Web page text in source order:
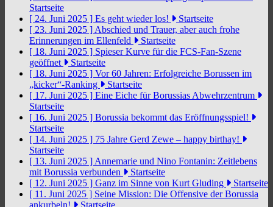
Startseite
[ 24. Juni 2025 ] Es geht wieder los!
Startseite
[ 23. Juni 2025 ] Abschied und Trauer, aber auch frohe
Erinnerungen im Ellenfeld
Startseite
[ 18. Juni 2025 ] Spieser Kurve für die FCS-Fan-Szene
geöffnet
Startseite
[ 18. Juni 2025 ] Vor 60 Jahren: Erfolgreiche Borussen im
„kicker“-Ranking
Startseite
[ 17. Juni 2025 ] Eine Eiche für Borussias Abwehrzentrum
Startseite
[ 16. Juni 2025 ] Borussia bekommt das Eröffnungsspiel!
Startseite
[ 14. Juni 2025 ] 75 Jahre Gerd Zewe – happy birthay!
Startseite
[ 13. Juni 2025 ] Annemarie und Nino Fontanin: Zeitlebens
mit Borussia verbunden
Startseite
[ 12. Juni 2025 ] Ganz im Sinne von Kurt Gluding
Startseite
[ 11. Juni 2025 ] Seine Mission: Die Offensive der Borussia
ankurbeln!
Startseite